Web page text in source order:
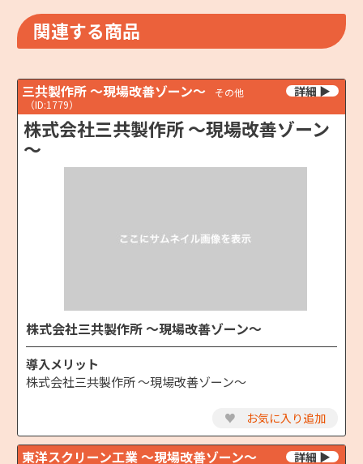
関連する商品
三共製作所 ～現場改善ゾーン～
その他
（ID:1779）
株式会社三共製作所 ～現場改善ゾーン
～
株式会社三共製作所 ～現場改善ゾーン～
導入メリット
株式会社三共製作所 ～現場改善ゾーン～
♥ お気に入り追加
東洋スクリーン工業 ～現場改善ゾーン～